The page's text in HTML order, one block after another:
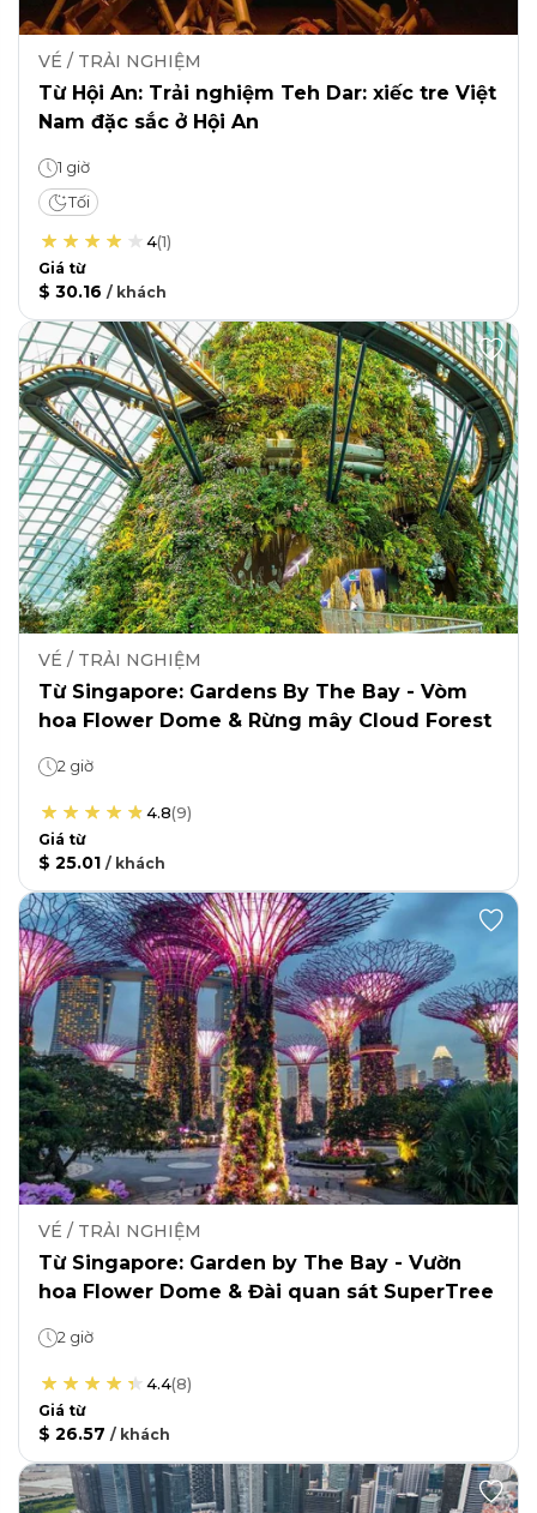
VÉ / TRẢI NGHIỆM
Từ Hội An: Trải nghiệm Teh Dar: xiếc tre Việt
Nam đặc sắc ở Hội An
1 giờ
Tối
4(1)
Giá từ
$ 30.16 / khách
VÉ / TRẢI NGHIỆM
Từ Singapore: Gardens By The Bay - Vòm
hoa Flower Dome & Rừng mây Cloud Forest
2 giờ
4.8(9)
Giá từ
$ 25.01 / khách
VÉ / TRẢI NGHIỆM
Từ Singapore: Garden by The Bay - Vườn
hoa Flower Dome & Đài quan sát SuperTree
2 giờ
4.4(8)
Giá từ
$ 26.57 / khách